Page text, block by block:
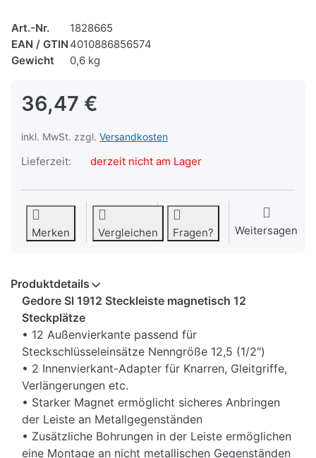
Art.-Nr.
1828665
EAN / GTIN 4010886856574
Gewicht
0,6 kg
36,47 €
inkl. MwSt. zzgl. Versandkosten
Lieferzeit: derzeit nicht am Lager
Merken Vergleichen Fragen? Weitersagen
Produktdetails
Gedore Sl 1912 Steckleiste magnetisch 12
Steckplätze
• 12 Außenvierkante passend für
Steckschlüsseleinsätze Nenngröße 12,5 (1/2")
• 2 Innenvierkant-Adapter für Knarren, Gleitgriffe,
Verlängerungen etc.
• Starker Magnet ermöglicht sicheres Anbringen
der Leiste an Metallgegenständen
• Zusätzliche Bohrungen in der Leiste ermöglichen
eine Montage an nicht metallischen Gegenständen